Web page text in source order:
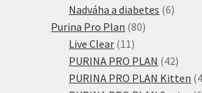
produktů
Nadváha a diabetes 66
Purina Pro Plan 8080
Live Clear 11 11
produktů
PURINA PRO PLAN 4242
PURINA PRO PLAN Kitten 4